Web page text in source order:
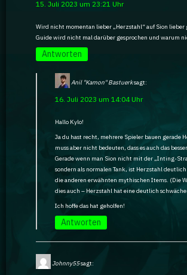
GA Coachie Chat
15. Juli 2023 um 23:21 Uhr
Wird nicht momentan lieber „Herzstahl“ auf Sion lieber
Guide wird nicht mal darüber gesprochen und warum
Antworten
Anil "Kamon" Bastuerksagt:
16. Juli 2023 um 14:04 Uhr
Hallo Kylo!
Ja du hast recht, mehrere Spieler bauen gerade
muss aber nicht bedeuten, dass es auch das
Gerade wenn man Sion nicht mit der „Inting-
sondern als normalen Tank, ist Herzstahl
die anderen erwähnten mythischen Items. (Die
dies auch – Herzstahl hat eine deutlich
Ich hoffe das hat geholfen!
Antworten
Johnny55sagt: